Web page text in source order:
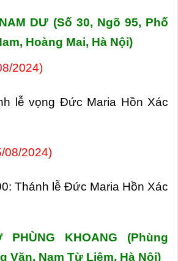
DƯ (Số 30, Ngõ 95, Phố
Hoàng Mai, Hà Nội)
2024)
lễ vọng Đức Maria Hồn Xác
08/2024)
Thánh lễ Đức Maria Hồn Xác
PHÙNG KHOANG (Phùng
Văn, Nam Từ Liêm, Hà Nội)